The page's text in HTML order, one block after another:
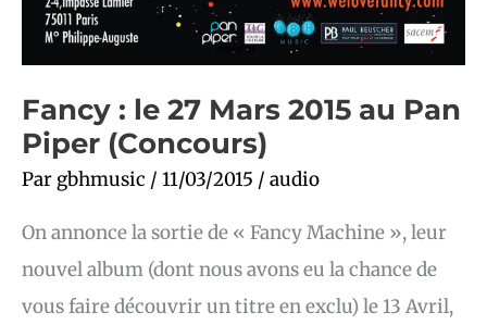
Fancy : le 27 Mars 2015 au Pan
Piper (Concours)
Par gbhmusic / 11/03/2015 / audio
On annonce la sortie de « Fancy Machine », leur
nouvel album (dont nous avons eu la chance de
vous faire découvrir un titre en exclu) le 13 Avril,